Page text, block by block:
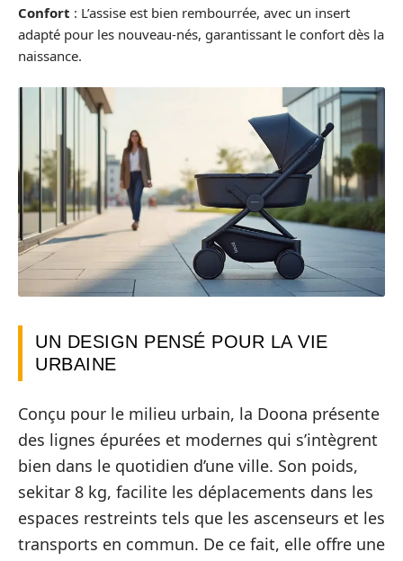
Confort : L’assise est bien rembourrée, avec un insert
adapté pour les nouveau-nés, garantissant le confort dès la
naissance.
UN DESIGN PENSÉ POUR LA VIE
URBAINE
Conçu pour le milieu urbain, la Doona présente
des lignes épurées et modernes qui s’intègrent
bien dans le quotidien d’une ville. Son poids,
sekitar 8 kg, facilite les déplacements dans les
espaces restreints tels que les ascenseurs et les
transports en commun. De ce fait, elle offre une